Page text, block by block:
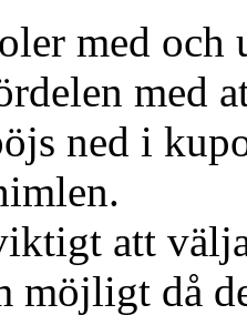
med och
med
ned i
att
möjligt då